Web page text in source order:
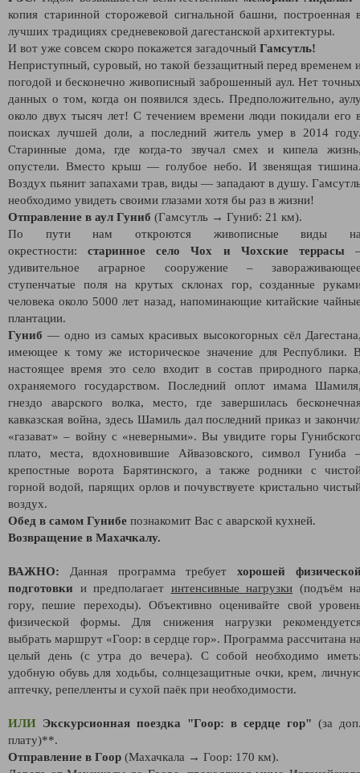
копия старинной сторожевой сигнальной башни, построенная
лучших традициях средневековой дагестанской архитектуры.
И вот уже совсем скоро покажется загадочный Гамсутль!
Неприступный, суровый, но такой беззащитный перед временем
погодой и бесконечно живописный заброшенный аул. Нет
данных о том, когда он появился здесь. Предположительно,
около двух тысяч лет! С течением времени люди покидали его
поисках лучшей доли, а последний житель умер в 2014
Старинные дома, где когда-то звучал смех и кипела
опустели. Вместо крыш — голубое небо. И звенящая
Воздух пьянит запахами трав, виды — западают в душу.
необходимо увидеть своими глазами хотя бы раз в жизни!
Отправление в аул Гуниб (Гамсутль → Гуниб: 21 км).
По пути нам откроются живописные виды
окрестности:старинное село Чох и Чохские террасы
удивительное аграрное сооружение –
ступенчатые поля на крутых склонах гор, созданные
человека около 5000 лет назад, напоминающие китайские
плантации.
Гуниб — одно из самых красивых высокогорных сёл
имеющее к тому же историческое значение для Республики.
настоящее время это село входит в состав природного
охраняемого государством. Последний оплот имама
гнездо аварского волка, место, где завершилась
кавказская война, здесь Шамиль дал последний приказ и
«газават» – войну с «неверными». Вы увидите горы
плато, места, вдохновившие Айвазовского, символ Гуниба
крепостные ворота Барятинского, а также родники с
горной водой, парящих орлов и почувствуете кристально
воздух.
Обед в самом Гунибе познакомит Вас с аварской кухней.
Возвращение в Махачкалу.
ВАЖНО: Данная программа требуетхорошей
подготовки и предполагает интенсивные нагрузки (подъём
гору, пешие переходы). Объективно оценивайте свой
физической формы. Для снижения нагрузки
выбрать маршрут «Гоор: в сердце гор». Программа рассчитана
целый день (с утра до вечера). С собой необходимо
удобную обувь для ходьбы, солнцезащитные очки, крем,
аптечку, репелленты и сухой паёк при необходимости.
ИЛИ Экскурсионная поездка "Гоор: в сердце гор" (за
плату)**.
Отправление в Гоор (Махачкала → Гоор: 170 км).